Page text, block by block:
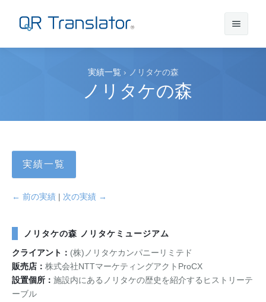
サインイン
QR Translatorについて
本番利用までの流れ
資料ダウンロード
インタビュー
プレスリリース
アップデート情報
サポート
マニュアル
お問い合わせ
実績一覧 › ノリタケの森
ノリタケの森
実績一覧
← 前の実績 | 次の実績 →
ノリタケの森 ノリタケミュージアム
クライアント： (株)ノリタケカンパニーリミテド
販売店： 株式会社NTTマーケティングアクトProCX
設置個所： 施設内にあるノリタケの歴史を紹介するヒストリーテ
ーブル